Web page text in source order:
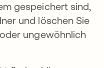
gespeichert sind,
und löschen Sie
ungewöhnlich